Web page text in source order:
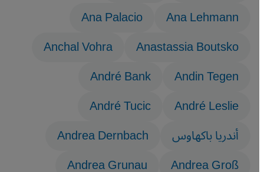
Ana Lehmann
Ana Palacio
Anastassia Boutsko
Anchal Vohra
Andin Tegen
André Bank
André Leslie
André Tucic
أندريا باكهاوس
Andrea Dernbach
Andrea Groß
Andrea Grunau